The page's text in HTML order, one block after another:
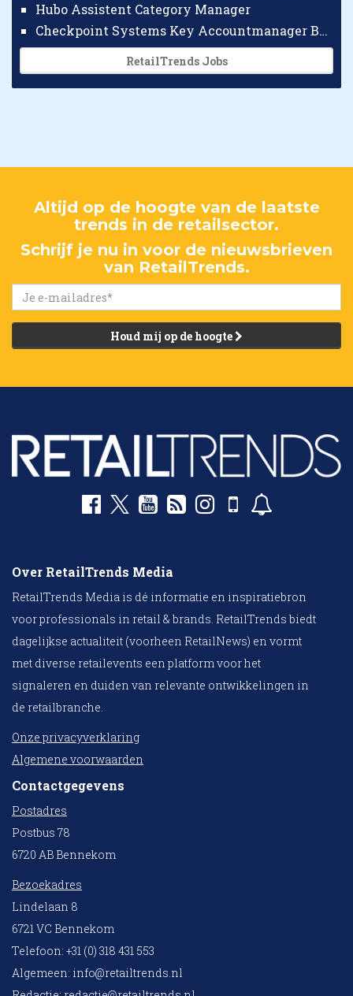
Hubo Assistent Category Manager
Checkpoint Systems Key Accountmanager Benelux
RetailTrends Jobs
Altijd op de hoogte van de laatste
trends in de retailsector.
Schrijf je nu in voor de nieuwsbrieven
van RetailTrends.
Houd mij op de hoogte
Over RetailTrends Media
RetailTrends Media is dé informatie en inspiratiebron
voor professionals in retail & brands. RetailTrends biedt
dagelijkse actualiteit (voorheen RetailNews) en vormt
met diverse retailevents een platform voor het
signaleren en duiden van relevante ontwikkelingen in
de retailbranche.
Onze privacyverklaring
Algemene voorwaarden
Contactgegevens
Postadres
Postbus 78
6720 AB Bennekom
Bezoekadres
Lindelaan 8
6721 VC Bennekom
Telefoon: +31 (0) 318 431 553
Algemeen: info@retailtrends.nl